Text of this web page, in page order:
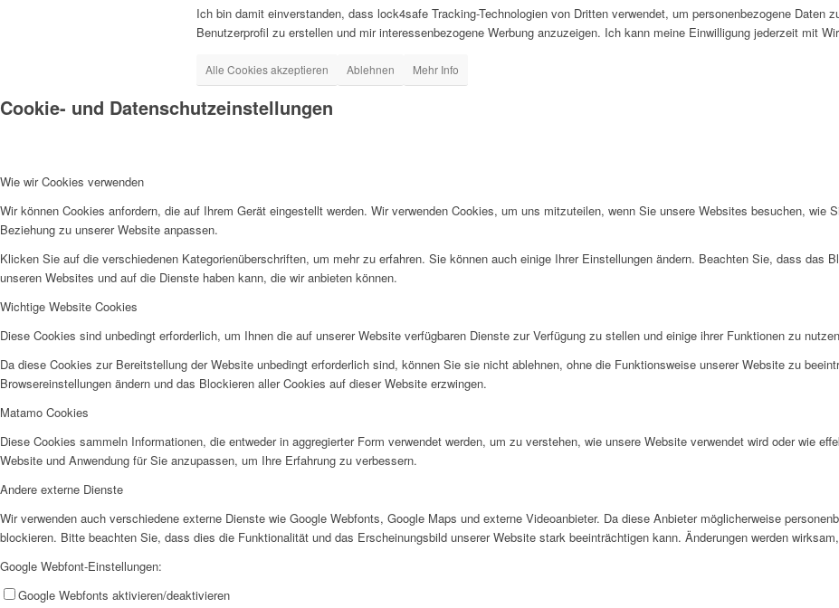
Menü
Ich bin damit einverstanden, dass lock4safe Tracking-Technologien von Dritten verwendet, um personenbezogene Daten
Benutzerprofil zu erstellen und mir interessenbezogene Werbung anzuzeigen. Ich kann meine Einwilligung jederzeit mit
Alle Cookies akzeptieren Ablehnen Mehr Info
Cookie- und Datenschutzeinstellungen
Wie wir Cookies verwenden
Wir können Cookies anfordern, die auf Ihrem Gerät eingestellt werden. Wir verwenden Cookies, um uns mitzuteilen, wenn Sie unsere Websites besuchen, wie
Beziehung zu unserer Website anpassen.
Klicken Sie auf die verschiedenen Kategorienüberschriften, um mehr zu erfahren. Sie können auch einige Ihrer Einstellungen ändern. Beachten Sie, dass das
unseren Websites und auf die Dienste haben kann, die wir anbieten können.
Wichtige Website Cookies
Diese Cookies sind unbedingt erforderlich, um Ihnen die auf unserer Website verfügbaren Dienste zur Verfügung zu stellen und einige ihrer Funktionen zu
Da diese Cookies zur Bereitstellung der Website unbedingt erforderlich sind, können Sie sie nicht ablehnen, ohne die Funktionsweise unserer Website zu
Browsereinstellungen ändern und das Blockieren aller Cookies auf dieser Website erzwingen.
Matamo Cookies
Diese Cookies sammeln Informationen, die entweder in aggregierter Form verwendet werden, um zu verstehen, wie unsere Website verwendet wird oder wie
Website und Anwendung für Sie anzupassen, um Ihre Erfahrung zu verbessern.
Andere externe Dienste
Wir verwenden auch verschiedene externe Dienste wie Google Webfonts, Google Maps und externe Videoanbieter. Da diese Anbieter möglicherweise
blockieren. Bitte beachten Sie, dass dies die Funktionalität und das Erscheinungsbild unserer Website stark beeinträchtigen kann. Änderungen werden
Google Webfont-Einstellungen:
Google Webfonts aktivieren/deaktivieren